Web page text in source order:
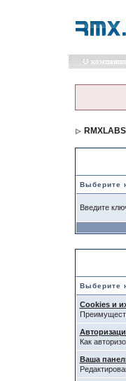
О компании
RMXLABS
Выберите
Введите
Выберите
Cookies и
Как
Ваша